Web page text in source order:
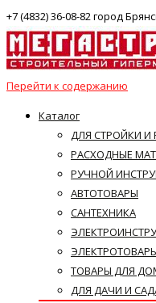
+7 (4832) 36-08-82 город
Перейти к содержанию
Каталог
ДЛЯ СТРОЙКИ И
РАСХОДНЫЕ
РУЧНОЙ
АВТОТОВАРЫ
САНТЕХНИКА
ТОВАРЫ ДЛЯ
ДЛЯ ДАЧИ И